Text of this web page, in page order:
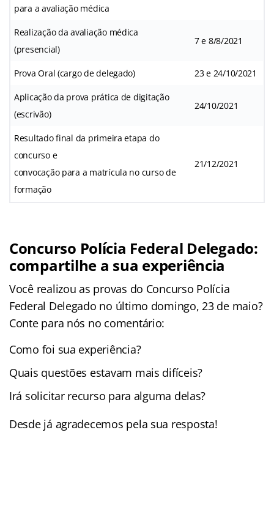
para a avaliação médica
Realização da avaliação médica
(presencial)
7 e 8/8/2021
Prova Oral (cargo de delegado) 23 e 24/10/2021
Aplicação da prova prática de digitação
(escrivão)
24/10/2021
Resultado final da primeira etapa do
concurso e
convocação para a matrícula no curso de
formação
21/12/2021
Concurso Polícia Federal Delegado:
compartilhe a sua experiência
Você realizou as provas do Concurso Polícia
Federal Delegado no último domingo, 23 de maio?
Conte para nós no comentário:
Como foi sua experiência?
Quais questões estavam mais difíceis?
Irá solicitar recurso para alguma delas?
Desde já agradecemos pela sua resposta!